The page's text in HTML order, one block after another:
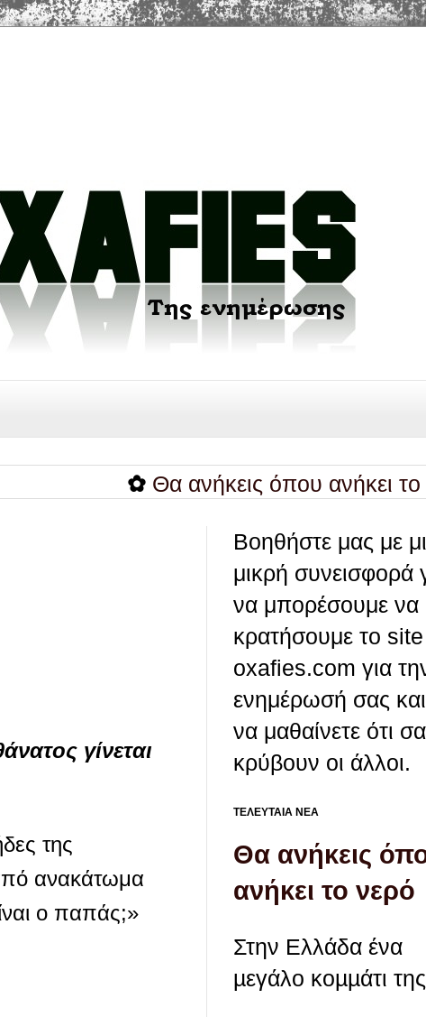
Θα ανήκεις όπου ανήκει το νερό
γίνεται
της
ανακάτωμα
ο παπάς;»
Βοηθήστε μας με
μικρή συνεισφορά
να μπορέσουμε να
κρατήσουμε το site
oxafies.com για
ενημέρωσή σας
να μαθαίνετε ότι
κρύβουν οι άλλοι.
ΤΕΛΕΥΤΑΙΑ ΝΕΑ
Θα ανήκεις
ανήκει το νερό
Στην Ελλάδα ένα
µεγάλο κοµµάτι